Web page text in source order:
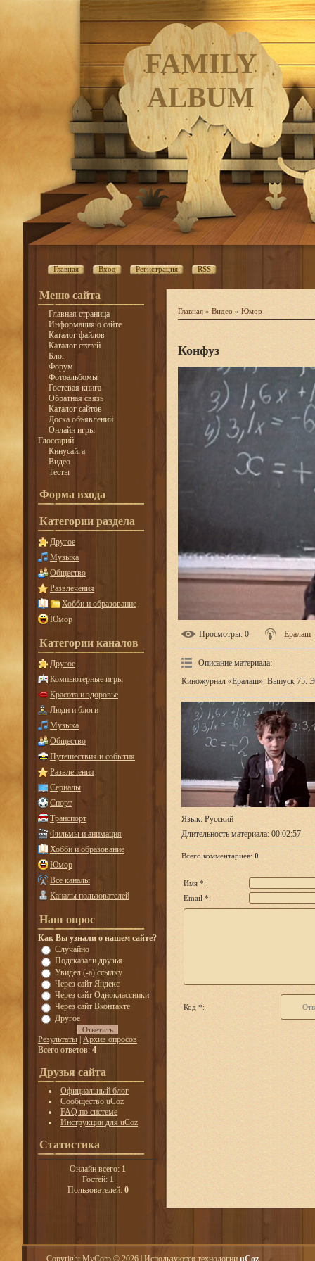
FAMILY
ALBUM
Главная Вход Регистрация RSS
Меню сайта
Главная страница
Информация о сайте
Каталог файлов
Каталог статей
Блог
Форум
Фотоальбомы
Гостевая книга
Обратная связь
Каталог сайтов
Доска объявлений
Онлайн игры
Глоссарий
Кинусайга
Видео
Тесты
Форма входа
Категории раздела
Другое
Музыка
Общество
Развлечения
Хобби и образование
Юмор
Категории каналов
Другое
Компьютерные игры
Красота и здоровье
Люди и блоги
Музыка
Общество
Путешествия и события
Развлечения
Сериалы
Спорт
Транспорт
Фильмы и анимация
Хобби и образование
Юмор
Все каналы
Каналы пользователей
Наш опрос
Как Вы узнали о нашем сайте?
Случайно
Подсказали друзья
Увидел (-а) ссылку
Через сайт Яндекс
Через сайт Одноклассники
Через сайт Вконтакте
Другое
Результаты Архив опросов
Всего ответов: 4
Друзья сайта
Официальный блог
Сообщество uCoz
FAQ по системе
Инструкции для uCoz
Статистика
Онлайн всего: 1
Гостей: 1
Пользователей: 0
Главная » Видео » Юмор
Конфуз
Просмотры: 0 Ералаш
Описание материала:
Киножурнал «Ералаш». Выпуск 75.
Язык: Русский
Длительность материала: 00:02:57
Всего комментариев: 0
Имя *:
Email *:
Код *:
Copyright MyCorp © 2026 Используются технологии uCoz